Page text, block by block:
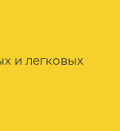
и легковых